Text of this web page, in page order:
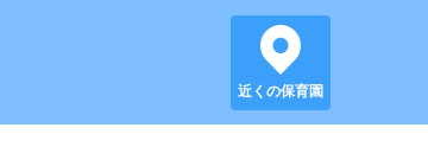
近くの保育園